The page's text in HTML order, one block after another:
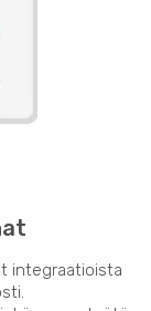
integraatioista